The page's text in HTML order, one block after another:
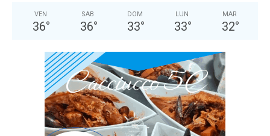
VEN
36°
SAB
36°
DOM
33°
LUN
33°
MAR
32°